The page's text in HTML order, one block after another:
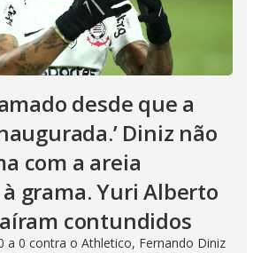
desde que a
Diniz não
com a areia
grama. Yuri Alberto
contundidos
a 0 contra o Athletico, Fernando Diniz